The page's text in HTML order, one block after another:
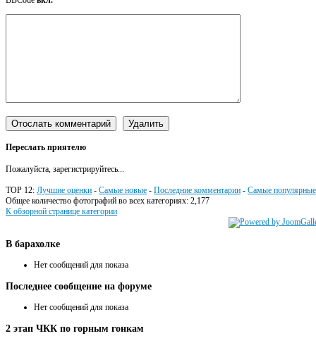
Переслать приятелю
Пожалуйста, зарегистрируйтесь...
TOP 12: Лучшие оценки - Самые новые - Последние комментарии - Самые популярные
Общее количество фотографий во всех категориях: 2,177
К обзорной странице категории
В барахолке
Нет сообщений для показа
Последнее сообщение на форуме
Нет сообщений для показа
2 этап ЧКК по горным гонкам